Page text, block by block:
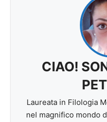
CIAO!
Laureata in Filologia
nel magnifico mondo